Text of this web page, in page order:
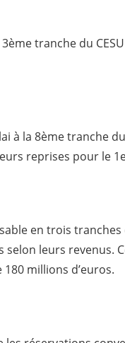
tranche du
à la 8ème tranche
reprises pour le
en trois tranches
leurs revenus.
millions d’euros.